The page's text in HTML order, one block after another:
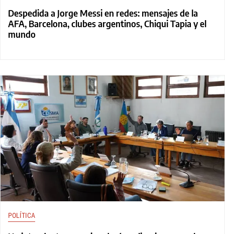
Despedida a Jorge Messi en redes: mensajes de la
AFA, Barcelona, clubes argentinos, Chiqui Tapia y el
mundo
POLÍTICA